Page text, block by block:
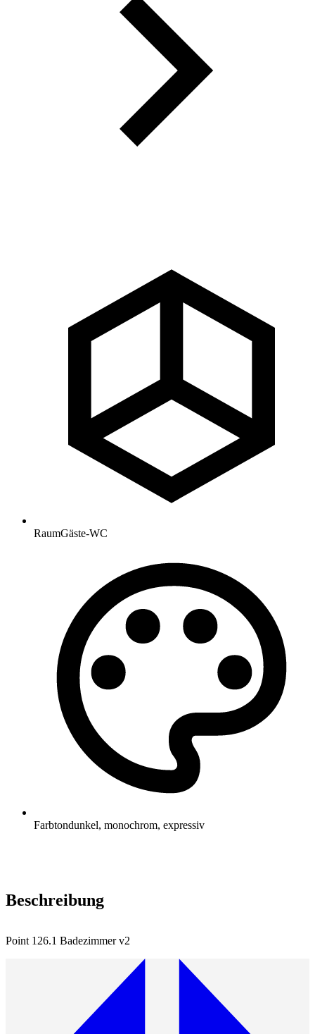
RaumGäste-WC
Farbtondunkel, monochrom, expressiv
Beschreibung
Point 126.1 Badezimmer v2